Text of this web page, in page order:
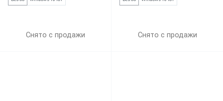
Снято с продажи Снято с продажи